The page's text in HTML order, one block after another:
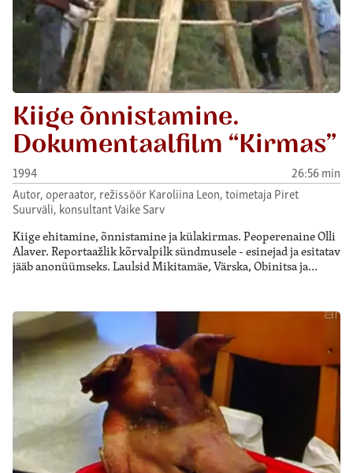
Kiige õnnistamine.
Dokumentaalfilm “Kirmas”
1994
26:56 min
Autor, operaator, režissöör Karoliina Leon, toimetaja Piret
Suurväli, konsultant Vaike Sarv
Kiige ehitamine, õnnistamine ja külakirmas. Peoperenaine Olli
Alaver. Reportaažlik kõrvalpilk sündmusele - esinejad ja esitatav
jääb anonüümseks. Laulsid Mikitamäe, Värska, Obinitsa ja…